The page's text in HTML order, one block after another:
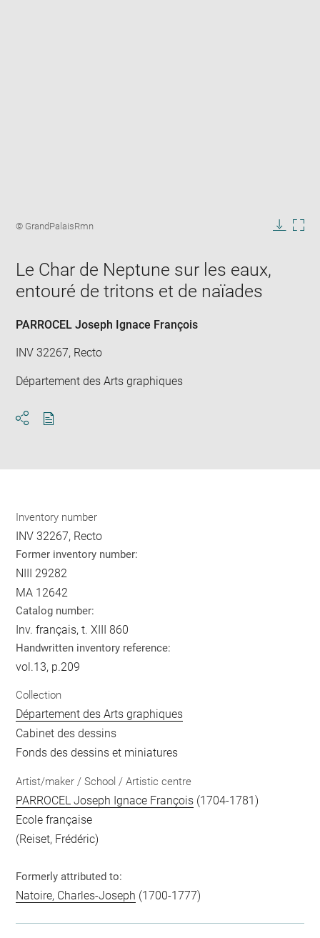
window
Image
© GrandPalaisRmn
Le Char de Neptune sur les eaux,
entouré de tritons et de naïades
PARROCEL Joseph Ignace François
INV 32267, Recto
Département des Arts graphiques
Inventory number
INV 32267, Recto
Former inventory number:
NIII 29282
MA 12642
Catalog number:
Inv. français, t. XIII 860
Handwritten inventory reference:
vol.13, p.209
Collection
Département des Arts graphiques
Cabinet des dessins
Fonds des dessins et miniatures
Artist/maker / School / Artistic centre
PARROCEL Joseph Ignace François (1704-1781)
Ecole française
(Reiset, Frédéric)
Formerly attributed to:
Natoire, Charles-Joseph (1700-1777)